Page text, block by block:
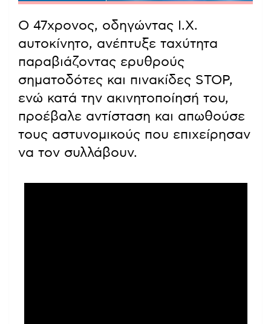
Ο 47χρονος, οδηγώντας Ι.Χ.
αυτοκίνητο, ανέπτυξε ταχύτητα
παραβιάζοντας ερυθρούς
σηματοδότες και πινακίδες STOP,
ενώ κατά την ακινητοποίησή του,
προέβαλε αντίσταση και απωθούσε
τους αστυνομικούς που επιχείρησαν
να τον συλλάβουν.